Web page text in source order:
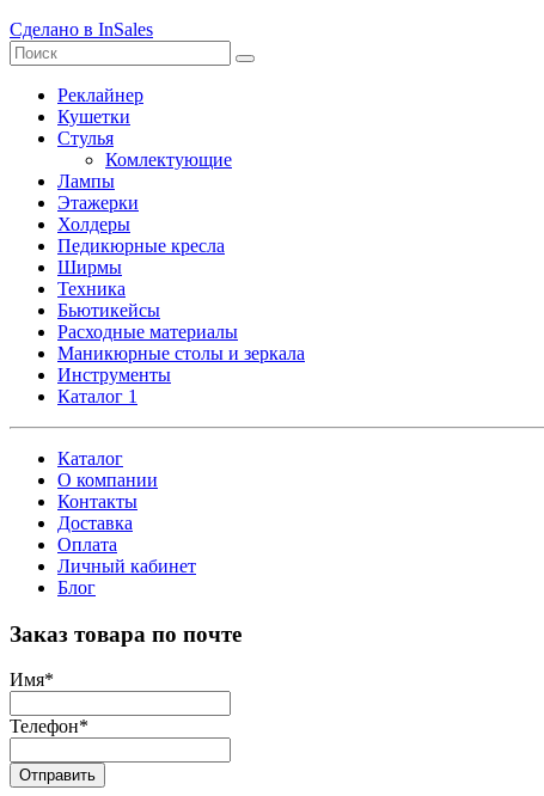
Сделано в InSales
Реклайнер
Кушетки
Стулья
Комлектующие
Лампы
Этажерки
Холдеры
Педикюрные кресла
Ширмы
Техника
Бьютикейсы
Расходные материалы
Маникюрные столы и зеркала
Инструменты
Каталог 1
Каталог
О компании
Контакты
Доставка
Оплата
Личный кабинет
Блог
Заказ товара по почте
Имя*
Телефон*
Отправить